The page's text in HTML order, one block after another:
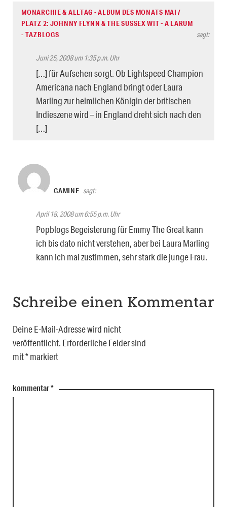
MONARCHIE & ALLTAG - ALBUM DES MONATS MAI /
PLATZ 2: JOHNNY FLYNN & THE SUSSEX WIT - A LARUM
- TAZBLOGS
sagt:
Juni 25, 2008 um 1:35 p.m. Uhr
[…] für Aufsehen sorgt. Ob Lightspeed Champion
Americana nach England bringt oder Laura
Marling zur heimlichen Königin der britischen
Indieszene wird – in England dreht sich nach den
[…]
GAMINE sagt:
April 18, 2008 um 6:55 p.m. Uhr
Popblogs Begeisterung für Emmy The Great kann
ich bis dato nicht verstehen, aber bei Laura Marling
kann ich mal zustimmen, sehr stark die junge Frau.
Schreibe einen Kommentar
Deine E-Mail-Adresse wird nicht
veröffentlicht. Erforderliche Felder sind
mit*markiert
kommentar*